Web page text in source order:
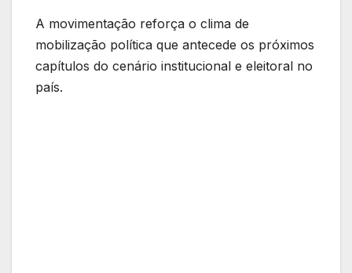
A movimentação reforça o clima de
mobilização política que antecede os próximos
capítulos do cenário institucional e eleitoral no
país.